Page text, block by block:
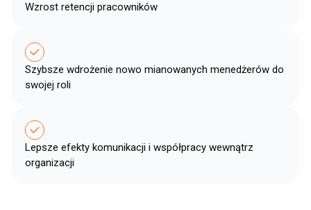
Wzrost retencji pracowników​
Szybsze wdrożenie nowo mianowanych menedżerów do
swojej roli​
Lepsze efekty komunikacji i współpracy wewnątrz
organizacji​